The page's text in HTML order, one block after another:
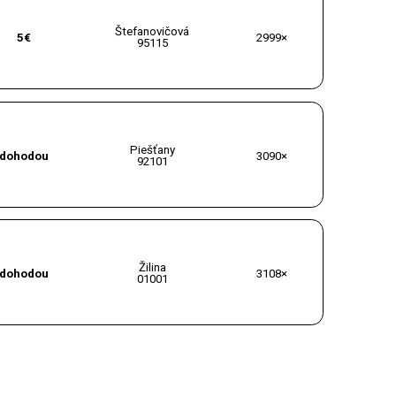
5€
Štefanovičová
95115
2999×
dohodou
Piešťany
92101
3090×
dohodou
Žilina
01001
3108×